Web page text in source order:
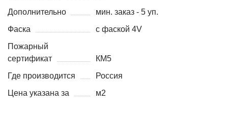
Дополнительно
мин. заказ - 5 уп.
Фаска
с фаской 4V
Пожарный
сертификат
КМ5
Где производится
Россия
Цена указана за
м2